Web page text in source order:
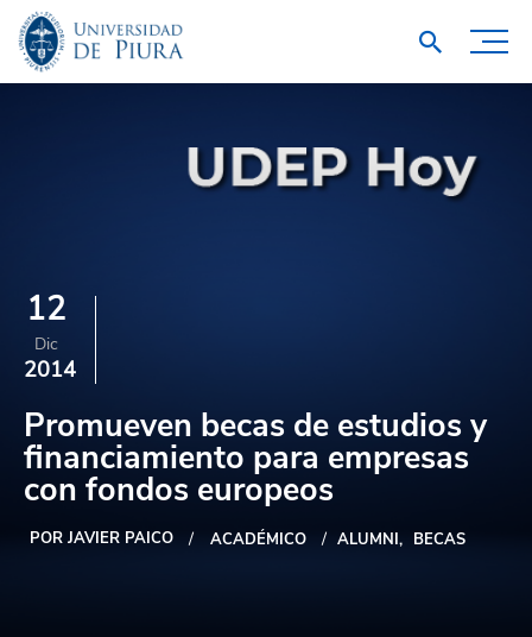
12
Dic
2014
Promueven becas de estudios y
financiamiento para empresas
con fondos europeos
POR JAVIER PAICO ACADÉMICO ALUMNI BECAS